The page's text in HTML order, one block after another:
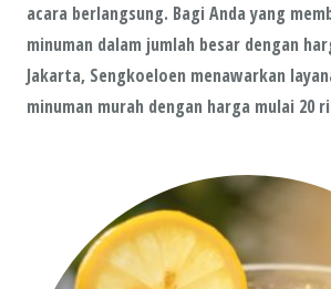
acara berlangsung. Bagi Anda yang
minuman dalam jumlah besar dengan
Jakarta, Sengkoeloen menawarkan
minuman murah dengan harga mulai 20